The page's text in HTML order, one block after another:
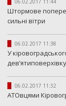
06.02.2017 11:44
Штормове
сильні вітри
06.02.2017 11:38
У
дев’ятиповерхівку
06.02.2017 11:32
АТОвцями